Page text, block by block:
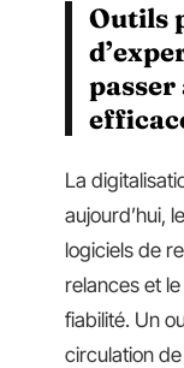
Outils
passer
La
aujourd’hui,
logiciels de
relances et
fiabilité. Un
circulation